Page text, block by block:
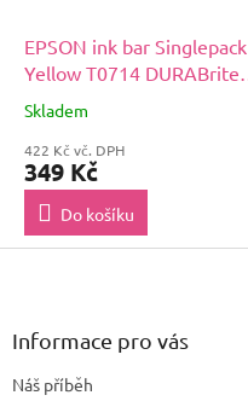
EPSON ink bar Singlepack
Yellow T0714 DURABrite
Ultra Ink (5,5 ml)
Skladem
422 Kč vč. DPH
349 Kč
Do košíku
Z
Informace pro vás
Náš příběh